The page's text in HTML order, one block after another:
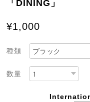
「DINING」
¥1,000
種類
数量